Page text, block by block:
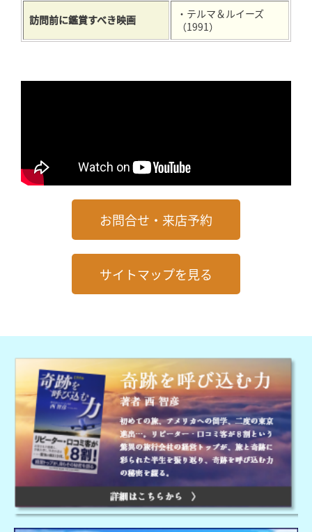
訪問前に鑑賞すべき映画
・テルマ＆ルイーズ
（1991）
お問合せ・来店予約
サイトマップを見る